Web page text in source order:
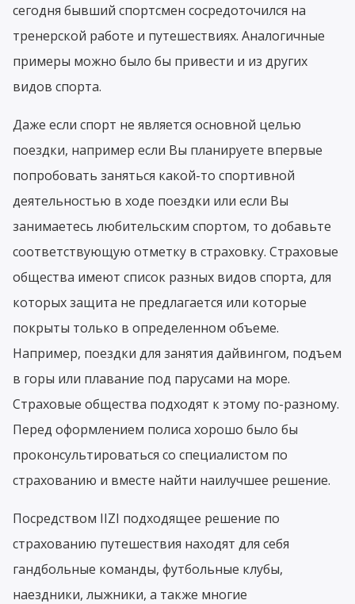
сегодня бывший спортсмен сосредоточился на
тренерской работе и путешествиях. Аналогичные
примеры можно было бы привести и из других
видов спорта.
Даже если спорт не является основной целью
поездки, например если Вы планируете впервые
попробовать заняться какой-то спортивной
деятельностью в ходе поездки или если Вы
занимаетесь любительским спортом, то добавьте
соответствующую отметку в страховку. Страховые
общества имеют список разных видов спорта, для
которых защита не предлагается или которые
покрыты только в определенном объеме.
Например, поездки для занятия дайвингом, подъем
в горы или плавание под парусами на море.
Страховые общества подходят к этому по-разному.
Перед оформлением полиса хорошо было бы
проконсультироваться со специалистом по
страхованию и вместе найти наилучшее решение.
Посредством IIZI подходящее решение по
страхованию путешествия находят для себя
гандбольные команды, футбольные клубы,
наездники, лыжники, а также многие